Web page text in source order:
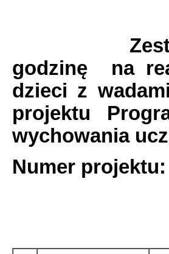
godzinę na
dzieci z
projektu
wychowania
Numer projektu: